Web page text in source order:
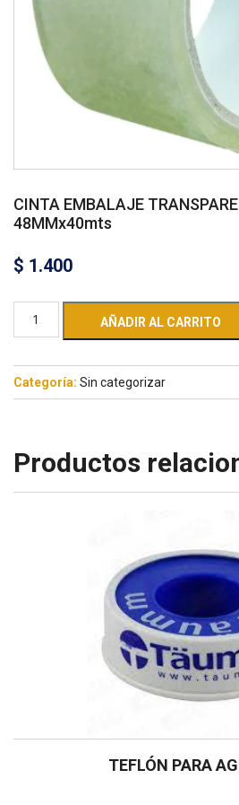
CINTA EMBALAJE
48MMx40mts
$ 1.400
AÑADIR AL CARRITO
Categoría: Sin categorizar
Productos
TEFLÓN PARA